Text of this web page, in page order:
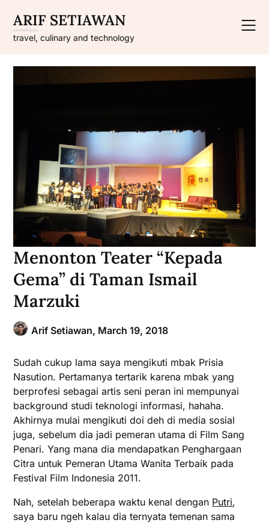
content
ARIF SETIAWAN
travel, culinary and technology
Menonton Teater “Kepada
Gema” di Taman Ismail
Marzuki
Arif Setiawan, March 19, 2018
Sudah cukup lama saya mengikuti mbak Prisia
Nasution. Pertamanya tertarik karena mbak yang
berprofesi sebagai artis seni peran ini mempunyai
background studi teknologi informasi, hahaha.
Akhirnya mulai mengikuti doi deh di media sosial
juga, sebelum dia jadi pemeran utama di Film Sang
Penari. Yang mana dia mendapatkan Penghargaan
Citra untuk Pemeran Utama Wanita Terbaik pada
Festival Film Indonesia 2011.
Nah, setelah beberapa waktu kenal dengan Putri,
saya baru ngeh kalau dia ternyata temenan sama